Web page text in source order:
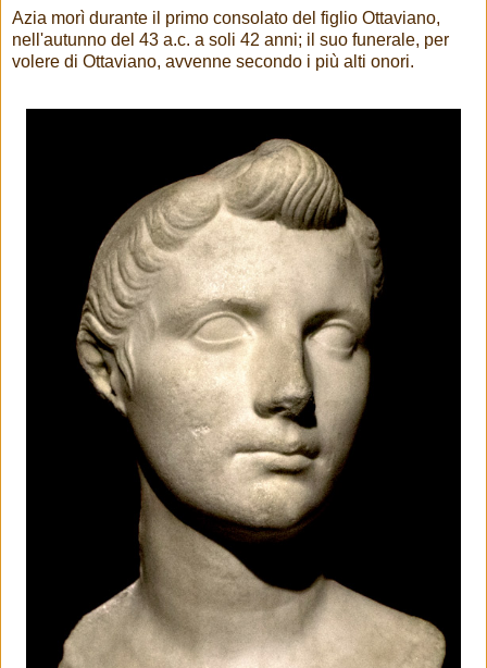
Azia morì durante il primo consolato del figlio Ottaviano,
nell'autunno del 43 a.c. a soli 42 anni; il suo funerale, per
volere di Ottaviano, avvenne secondo i più alti onori.